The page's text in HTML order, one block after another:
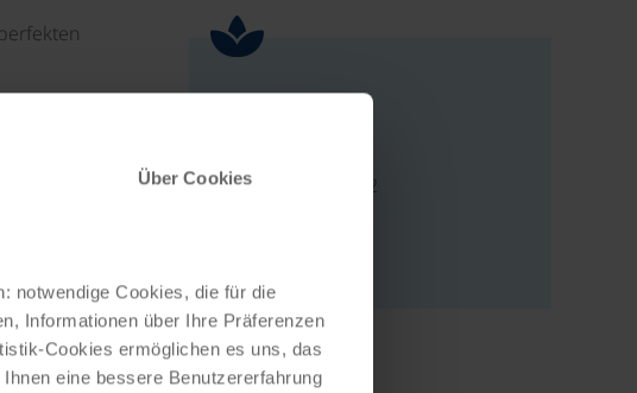
Über Cookies
notwendige Cookies, die für die
Informationen über Ihre Präferenzen
Cookies ermöglichen es uns, das
eine bessere Benutzererfahrung
Weinen
den
Alte Schulstraße 12